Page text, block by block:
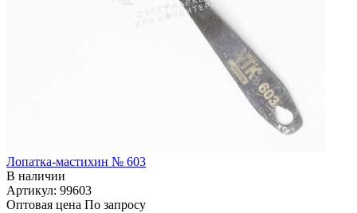
Лопатка-мастихин № 603
В наличии
Артикул: 99603
Оптовая цена По запросу